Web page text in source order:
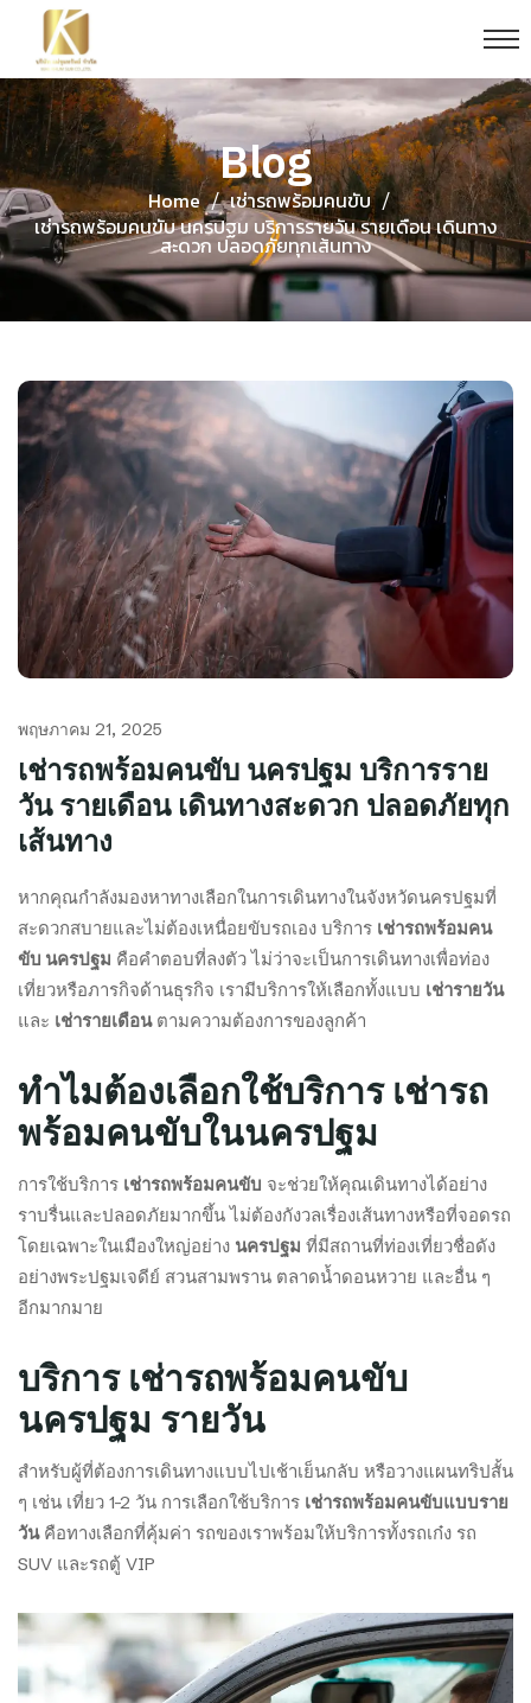
Blog
Home / เช่ารถพร้อมคนขับ /
เช่ารถพร้อมคนขับ นครปฐม บริการรายวัน รายเดือน เดินทาง
สะดวก ปลอดภัยทุกเส้นทาง
พฤษภาคม 21, 2025
เช่ารถพร้อมคนขับ นครปฐม บริการราย
วัน รายเดือน เดินทางสะดวก ปลอดภัยทุก
เส้นทาง
หากคุณกำลังมองหาทางเลือกในการเดินทางในจังหวัดนครปฐมที่
สะดวกสบายและไม่ต้องเหนื่อยขับรถเอง บริการ เช่ารถพร้อมคน
ขับ นครปฐม คือคำตอบที่ลงตัว ไม่ว่าจะเป็นการเดินทางเพื่อท่อง
เที่ยวหรือภารกิจด้านธุรกิจ เรามีบริการให้เลือกทั้งแบบ เช่ารายวัน
และ เช่ารายเดือนตามความต้องการของลูกค้า
ทำไมต้องเลือกใช้บริการ เช่ารถ
พร้อมคนขับในนครปฐม
การใช้บริการ เช่ารถพร้อมคนขับ จะช่วยให้คุณเดินทางได้อย่าง
ราบรื่นและปลอดภัยมากขึ้น ไม่ต้องกังวลเรื่องเส้นทางหรือที่จอดรถ
โดยเฉพาะในเมืองใหญ่อย่าง นครปฐม ที่มีสถานที่ท่องเที่ยวชื่อดัง
อย่างพระปฐมเจดีย์ สวนสามพราน ตลาดน้ำดอนหวาย และอื่น ๆ
อีกมากมาย
บริการ เช่ารถพร้อมคนขับ
นครปฐม รายวัน
สำหรับผู้ที่ต้องการเดินทางแบบไปเช้าเย็นกลับ หรือวางแผนทริปสั้น
ๆ เช่น เที่ยว 1-2 วัน การเลือกใช้บริการ เช่ารถพร้อมคนขับแบบราย
วันคือทางเลือกที่คุ้มค่า รถของเราพร้อมให้บริการทั้งรถเก๋ง รถ
SUV และรถตู้ VIP